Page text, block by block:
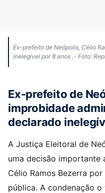
Ex-prefeito de Neópolis, Célio
inelegível por 8 anos ,- Foto:
Ex-prefeito de
improbidade
declarado
A Justiça Eleitoral de
uma decisão importante
Célio Ramos Bezerra
pública. A condenação